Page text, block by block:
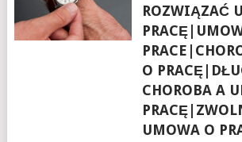
ROZWIĄZAĆ
O
CHOROBA A
UMOWA O